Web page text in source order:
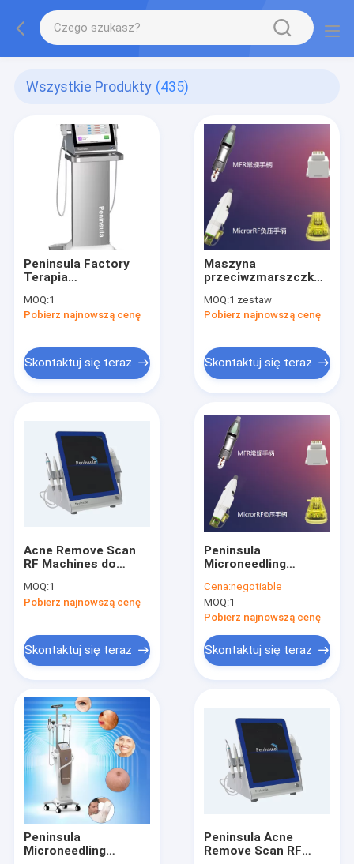
Wszystkie Produkty (435)
Peninsula Factory
Terapia
Odmładzanie pochwy
Częstotliwość
zastosowań
klinicznych
MOQ:1
Pobierz najnowszą cenę
Skontaktuj się teraz
Maszyna
przeciwzmarszczkowa
Częstotliwość
radiowa do napinania
MOQ:1 zestaw
Pobierz najnowszą cenę
Skontaktuj się teraz
Acne Remove Scan
RF Machines do
potrądzikowych 15
cali
MOQ:1
Pobierz najnowszą cenę
Skontaktuj się teraz
Peninsula
Microneedling
Frequency
Regeneracja
kolagenu Maszyna do
Cena:negotiable
MOQ:1
Pobierz najnowszą cenę
Skontaktuj się teraz
Peninsula
Microneedling
Peninsula Acne
Remove Scan RF